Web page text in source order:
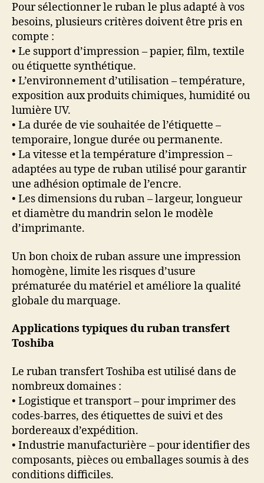
Pour sélectionner le ruban le plus adapté à vos
besoins, plusieurs critères doivent être pris en
compte :
• Le support d’impression – papier, film, textile
ou étiquette synthétique.
• L’environnement d’utilisation – température,
exposition aux produits chimiques, humidité ou
lumière UV.
• La durée de vie souhaitée de l’étiquette –
temporaire, longue durée ou permanente.
• La vitesse et la température d’impression –
adaptées au type de ruban utilisé pour garantir
une adhésion optimale de l’encre.
• Les dimensions du ruban – largeur, longueur
et diamètre du mandrin selon le modèle
d’imprimante.
Un bon choix de ruban assure une impression
homogène, limite les risques d’usure
prématurée du matériel et améliore la qualité
globale du marquage.
Applications typiques du ruban transfert
Toshiba
Le ruban transfert Toshiba est utilisé dans de
nombreux domaines :
• Logistique et transport – pour imprimer des
codes-barres, des étiquettes de suivi et des
bordereaux d’expédition.
• Industrie manufacturière – pour identifier des
composants, pièces ou emballages soumis à des
conditions difficiles.